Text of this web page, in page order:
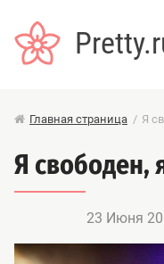
Главная страница / Я
Я свободен,
23 Июня